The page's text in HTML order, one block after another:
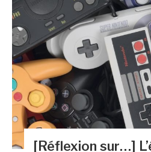
[Réflexion sur…]